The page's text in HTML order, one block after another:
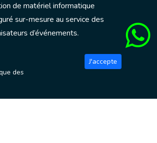
de matériel informatique
sur-mesure au service des
d’événements.
des
J'accepte